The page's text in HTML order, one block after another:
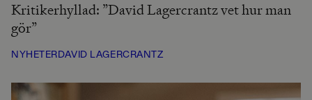
Kritikerhyllad: ”David Lagercrantz vet hur man
gör”
NYHETERDAVID LAGERCRANTZ